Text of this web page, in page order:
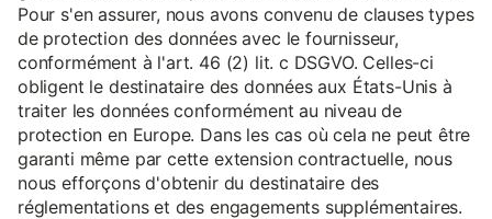
Pour s'en assurer, nous avons convenu de clauses types
de protection des données avec le fournisseur,
conformément à l'art. 46 (2) lit. c DSGVO. Celles-ci
obligent le destinataire des données aux États-Unis à
traiter les données conformément au niveau de
protection en Europe. Dans les cas où cela ne peut être
garanti même par cette extension contractuelle, nous
nous efforçons d'obtenir du destinataire des
réglementations et des engagements supplémentaires.